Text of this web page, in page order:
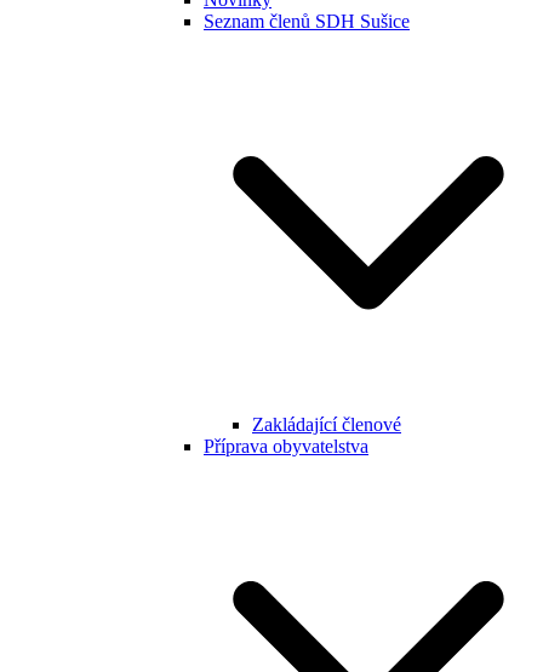
Seznam členů SDH Sušice
Zakládající členové
Příprava obyvatelstva